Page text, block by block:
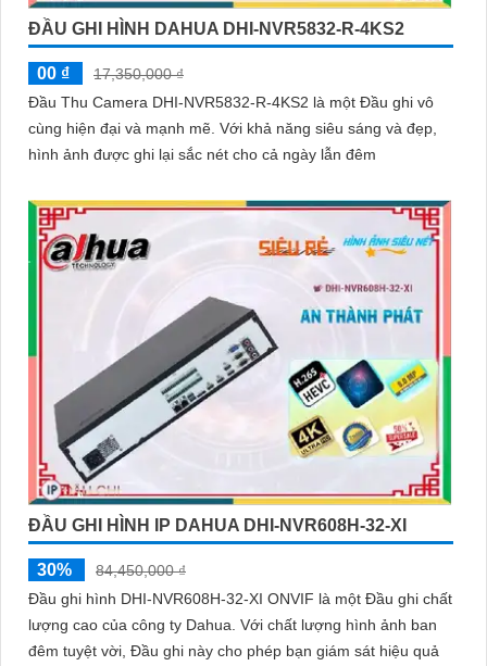
ĐẦU GHI HÌNH DAHUA DHI-NVR5832-R-4KS2
00 ₫
17,350,000 ₫
Đầu Thu Camera DHI-NVR5832-R-4KS2 là một Đầu ghi vô
cùng hiện đại và mạnh mẽ. Với khả năng siêu sáng và đẹp,
hình ảnh được ghi lại sắc nét cho cả ngày lẫn đêm
ĐẦU GHI HÌNH IP DAHUA DHI-NVR608H-32-XI
30%
84,450,000 ₫
Đầu ghi hình DHI-NVR608H-32-XI ONVIF là một Đầu ghi chất
lượng cao của công ty Dahua. Với chất lượng hình ảnh ban
đêm tuyệt vời, Đầu ghi này cho phép bạn giám sát hiệu quả